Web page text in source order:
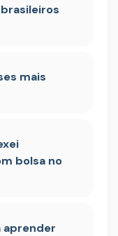
mais
bolsa no
aprender